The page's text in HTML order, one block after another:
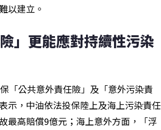
以建立。
」更能應對持續性污染
「公共意外責任險」及「意外污染責
示，中油依法投保陸上及海上污染責任
最高賠償9億元；海上意外方面，「浮